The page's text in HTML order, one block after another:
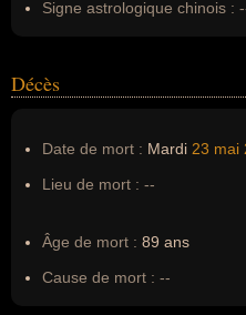
Signe astrologique chinois :
Décès
Date de mort : Mardi 23 mai
Lieu de mort : --
Âge de mort : 89 ans
Cause de mort : --